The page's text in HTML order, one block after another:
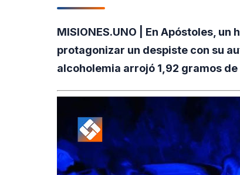
MISIONES.UNO | En Apóstoles,
protagonizar un despiste con su
alcoholemia arrojó 1,92 gramos